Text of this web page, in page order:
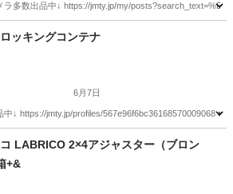
ラ多数出品中↓ https://jmty.jp/my/
WiFi
ッキングコンテナ
6月7日
中↓ https://jmty.jp/profiles/567e96f6bc36168570009068
タイムロッキングコンテナ
LABRICO 2×4アジャスター（ブロン
+&